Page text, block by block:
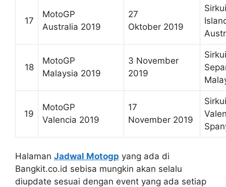
17
MotoGP
Australia 2019
27
Oktober 2019
18
MotoGP
Malaysia 2019
3 November
2019
19
MotoGP
Valencia 2019
17
November 2019
Halaman Jadwal Motogp yang ada di
Bangkit.co.id sebisa mungkin akan selalu
diupdate sesuai dengan event yang ada setiap